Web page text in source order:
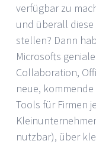
verfügbar zu
und überall
stellen? Dann
Microsofts
Collaboration,
neue,
Tools für Firmen
nutzbar), über